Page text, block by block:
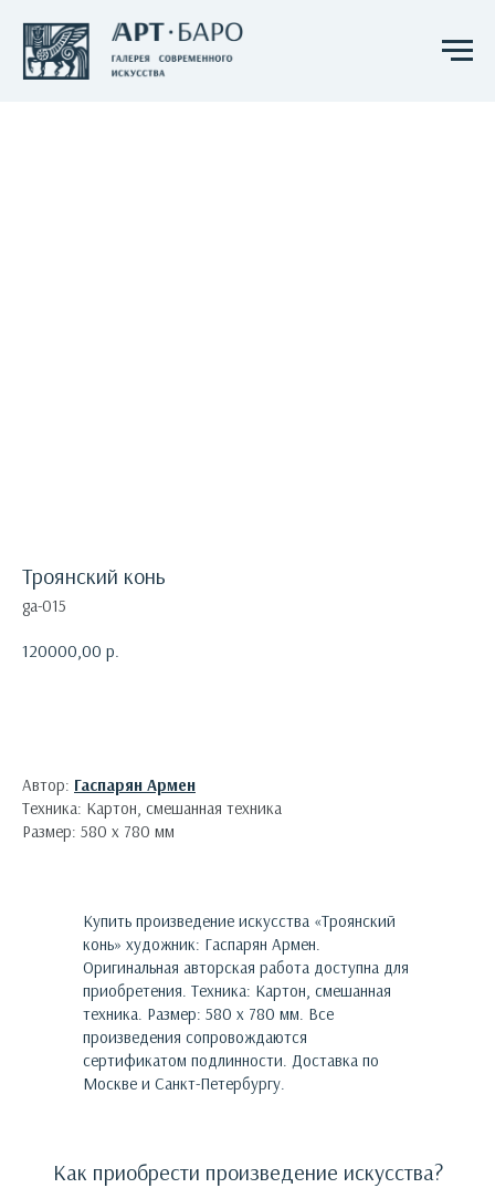
Троянский конь
ga-015
120000,00 р.
Автор: Гаспарян Армен
Техника: Картон, смешанная техника
Размер: 580 х 780 мм
Купить произведение искусства «Троянский
конь» художник: Гаспарян Армен.
Оригинальная авторская работа доступна для
приобретения. Техника: Картон, смешанная
техника. Размер: 580 х 780 мм. Все
произведения сопровождаются
сертификатом подлинности. Доставка по
Москве и Санкт-Петербургу.
Как приобрести произведение искусства?